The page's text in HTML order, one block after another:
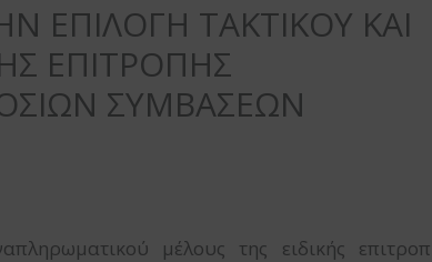
ΕΠΙΛΟΓΗ ΤΑΚΤΙΚΟΥ ΚΑΙ
ΕΠΙΤΡΟΠΗΣ
ΣΥΜΒΑΣΕΩΝ
μέλους της ειδικής